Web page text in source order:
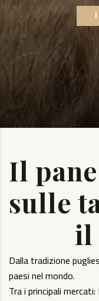
Il
sulle
il
Dalla tradizione
paesi nel mondo.
Tra i principali